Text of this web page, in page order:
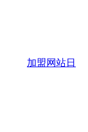
加盟网站日